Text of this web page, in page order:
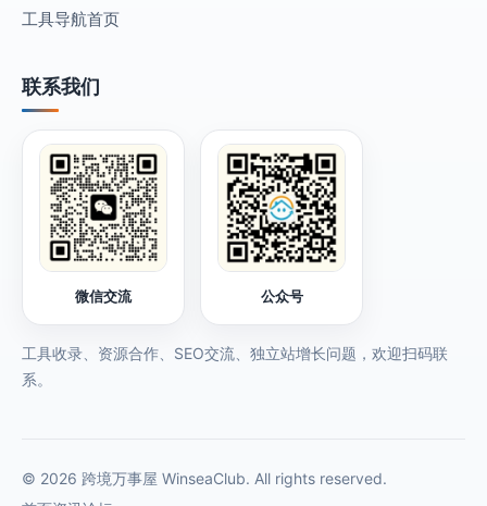
工具导航首页
联系我们
微信交流 公众号
工具收录、资源合作、SEO交流、独立站增长问题，欢迎扫码联
系。
© 2026 跨境万事屋 WinseaClub. All rights reserved.